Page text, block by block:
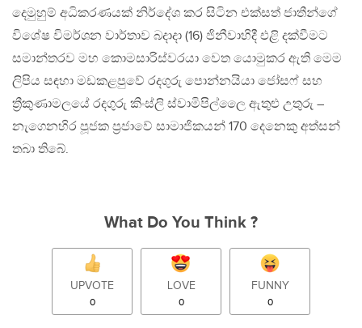
දෙමුහුම් අධිකරණයක් නිර්දේශ කර සිටින එක්සත් ජාතීන්ගේ
විශේෂ විමර්ශන වාර්තාව බදාදා (16) ජිනීවාහිදී එළි දක්වීමට
සමාන්තරව මහ කොමසාරිස්වරයා වෙත යොමුකර ඇති මෙම
ලිපිය සඳහා මඩකළපුවේ රදගුරු පොන්නයියා ජෝසෆ් සහ
ත්‍රීකුණාමලයේ රදගුරු කිංස්ලි ස්වාමිපිල්ලෛ ඇතුළු උතුරු –
නැගෙනහිර පූජක ප්‍රජාවේ සාමාජිකයන් 170 දෙනෙකු අත්සන්
තබා තිබේ.
What Do You Think ?
UPVOTE
0
LOVE
0
FUNNY
0